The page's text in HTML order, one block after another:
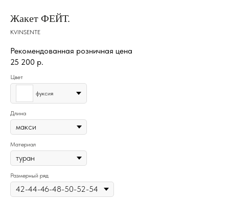
Жакет ФЕЙТ.
KVINSENTE
Рекомендованная розничная цена
25 200 р.
Цвет
фуксия
Длина
Материал
Размерный ряд